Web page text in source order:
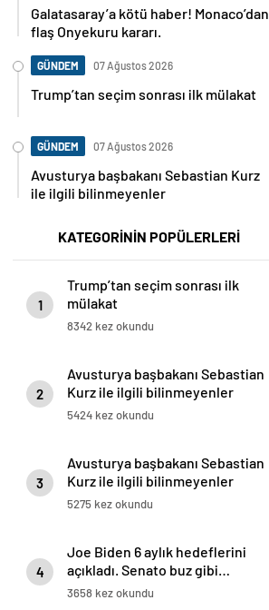
Galatasaray’a kötü haber! Monaco’dan
flaş Onyekuru kararı.
GÜNDEM 07 Ağustos 2026
Trump’tan seçim sonrası ilk mülakat
GÜNDEM 07 Ağustos 2026
Avusturya başbakanı Sebastian Kurz
ile ilgili bilinmeyenler
KATEGORİNİN POPÜLERLERİ
1
Trump’tan seçim sonrası ilk
mülakat
8342 kez okundu
2
Avusturya başbakanı Sebastian
Kurz ile ilgili bilinmeyenler
5424 kez okundu
3
Avusturya başbakanı Sebastian
Kurz ile ilgili bilinmeyenler
5275 kez okundu
4
Joe Biden 6 aylık hedeflerini
açıkladı. Senato buz gibi…
3658 kez okundu